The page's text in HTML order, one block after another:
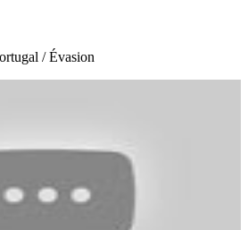
/ Évasion